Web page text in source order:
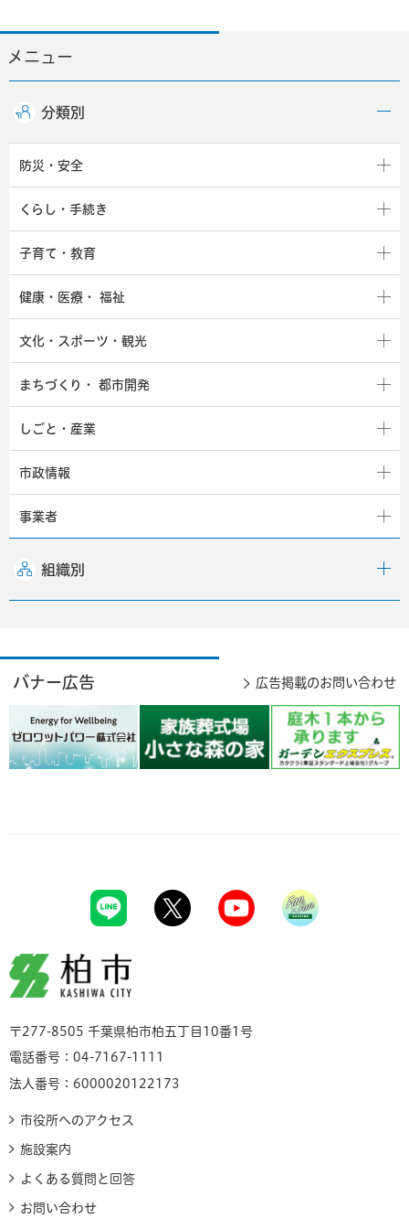
メニュー
分類別
防災・安全
くらし・手続き
子育て・教育
健康・医療・ 福祉
文化・スポーツ・観光
まちづくり・ 都市開発
しごと・産業
市政情報
事業者
組織別
バナー広告 広告掲載のお問い合わせ
柏市
〒277-8505 千葉県柏市柏五丁目10番1号
電話番号：04-7167-1111
法人番号：6000020122173
市役所へのアクセス
施設案内
よくある質問と回答
お問い合わせ